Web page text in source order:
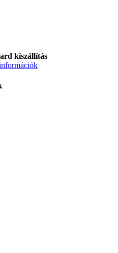
kiszállítás